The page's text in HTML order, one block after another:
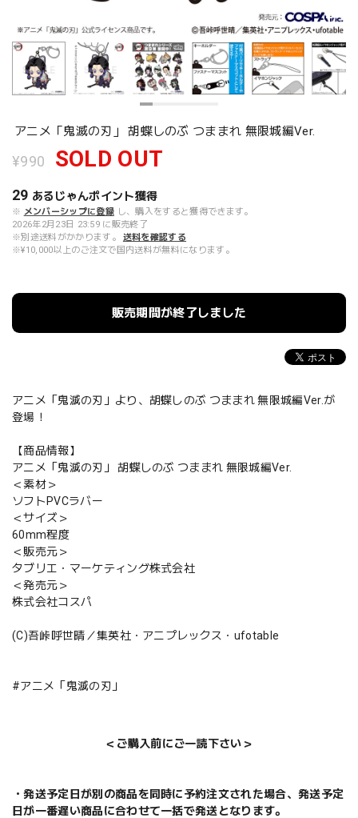
アニメ「鬼滅の刃」 胡蝶しのぶ つままれ 無限城編Ver.
¥990 SOLD OUT
29 あるじゃんポイント獲得
※ メンバーシップに登録 し、購入をすると獲得できます。
2026年2月23日 23:59 に販売終了
※別途送料がかかります。
送料を確認する
※¥10,000以上のご注文で国内送料が無料になります。
販売期間が終了しました
アニメ「鬼滅の刃」より、胡蝶しのぶ つままれ 無限城編Ver.が
登場！
【商品情報】
アニメ「鬼滅の刃」 胡蝶しのぶ つままれ 無限城編Ver.
＜素材＞
ソフトPVCラバー
＜サイズ＞
60mm程度
＜販売元＞
タブリエ・マーケティング株式会社
＜発売元＞
株式会社コスパ
(C)吾峠呼世晴／集英社・アニプレックス・ufotable
#アニメ「鬼滅の刃」
＜ご購入前にご一読下さい＞
・発送予定日が別の商品を同時に予約注文された場合、発送予定
日が一番遅い商品に合わせて一括で発送となります。